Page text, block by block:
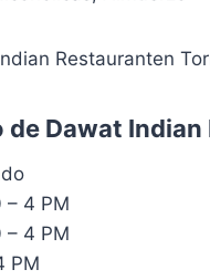
de Dawat Indian
– 4 PM
– 4 PM
PM